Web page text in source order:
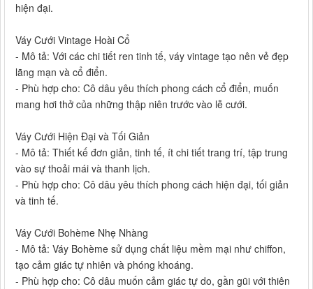
hiện đại.
Váy Cưới Vintage Hoài Cổ
- Mô tả: Với các chi tiết ren tinh tế, váy vintage tạo nên vẻ đẹp
lãng mạn và cổ điển.
- Phù hợp cho: Cô dâu yêu thích phong cách cổ điển, muốn
mang hơi thở của những thập niên trước vào lễ cưới.
Váy Cưới Hiện Đại và Tối Giản
- Mô tả: Thiết kế đơn giản, tinh tế, ít chi tiết trang trí, tập trung
vào sự thoải mái và thanh lịch.
- Phù hợp cho: Cô dâu yêu thích phong cách hiện đại, tối giản
và tinh tế.
Váy Cưới Bohème Nhẹ Nhàng
- Mô tả: Váy Bohème sử dụng chất liệu mềm mại như chiffon,
tạo cảm giác tự nhiên và phóng khoáng.
- Phù hợp cho: Cô dâu muốn cảm giác tự do, gần gũi với thiên